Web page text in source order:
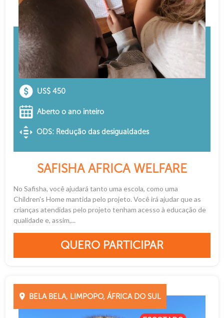
US$ 450
Aberto o ano inteiro
ODS: Redução das desigualdades
SAFISHA AFRICA WELFARE
No Safisha, você ajudará tanto uma escola, como uma
Children's Home mantida pelo projeto. Você irá ajudar que as
crianças atendidas pelo projeto tenham acesso à educação de
qualidade e, assim,...
QUERO PARTICIPAR
BELA BELA, LIMPOPO, ÁFRICA DO SUL